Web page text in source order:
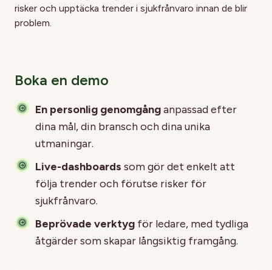
risker och upptäcka trender i sjukfrånvaro innan de blir
problem.
Boka en demo
En personlig genomgånganpassad efter
dina mål, din bransch och dina unika
utmaningar.
Live-dashboards som gör det enkelt att
följa trender och förutse risker för
sjukfrånvaro.
Beprövade verktyg för ledare, med tydliga
åtgärder som skapar långsiktig framgång.